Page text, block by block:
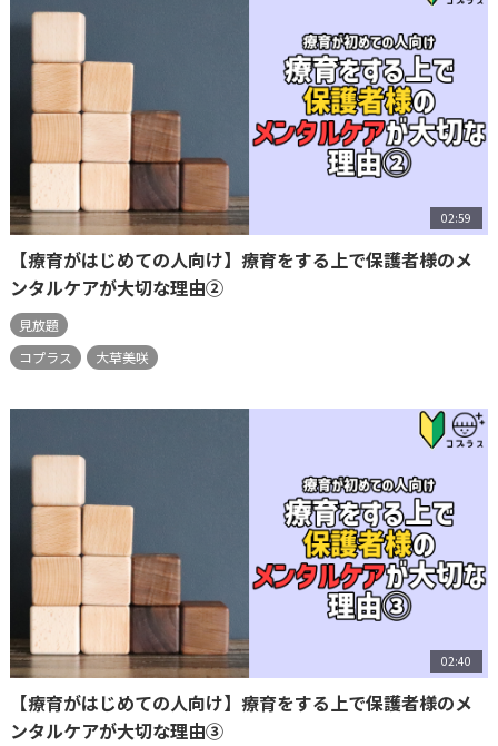
02:59
【療育がはじめての人向け】療育をする上で保護者様のメ
ンタルケアが大切な理由②
見放題
コプラス
大草美咲
02:40
【療育がはじめての人向け】療育をする上で保護者様のメ
ンタルケアが大切な理由③